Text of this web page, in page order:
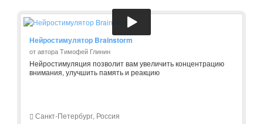
Нейростимулятор Brainstorm
от автора Тимофей Глинин
Нейростимуляция позволит вам увеличить концентрацию
внимания, улучшить память и реакцию
Санкт-Петербург, Россия